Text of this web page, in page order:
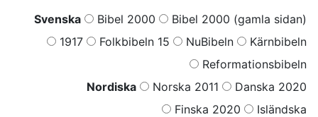
Svenska Bibel 2000
Bibel 2000 (gamla sidan)
1917
Folkbibeln 15 NuBibeln
Kärnbibeln
Reformationsbibeln
Nordiska
Norska 2011
Danska 2020
Finska 2020
Isländska